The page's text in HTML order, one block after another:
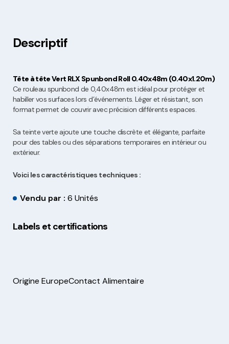
Descriptif
Tête à tête Vert RLX Spunbond Roll 0.40x48m (0.40x1.20m)
Ce rouleau spunbond de 0,40x48m est idéal pour protéger et
habiller vos surfaces lors d’événements. Léger et résistant, son
format permet de couvrir avec précision différents espaces.
Sa teinte verte ajoute une touche discrète et élégante, parfaite
pour des tables ou des séparations temporaires en intérieur ou
extérieur.
Voici les caractéristiques techniques :
Vendu par : 6 Unités
Labels et certifications
Origine EuropeContact Alimentaire